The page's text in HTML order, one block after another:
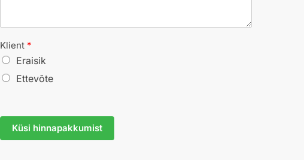
Klient *
Eraisik
Ettevõte
Küsi hinnapakkumist